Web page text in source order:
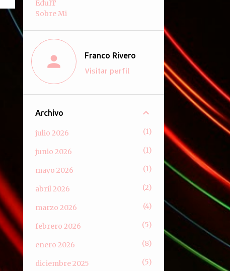
EduIT
Sobre Mi
Franco Rivero
Visitar perfil
Archivo
julio 2026 1
junio 2026 1
mayo 2026 1
abril 2026 2
marzo 2026 4
febrero 2026 5
enero 2026 8
diciembre 2025 5